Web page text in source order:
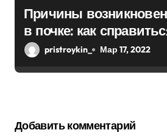
Причины
в почке: как
болезнью
pristroykin_ Мар 17, 2022
Добавить комментарий